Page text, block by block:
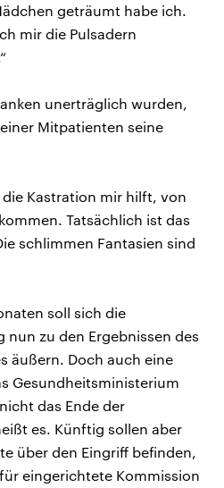
geträumt habe ich.
mir die Pulsadern
unerträglich wurden,
Mitpatienten seine
Kastration mir hilft, von
Tatsächlich ist das
schlimmen Fantasien sind
soll sich die
nun zu den Ergebnissen des
äußern. Doch auch eine
Gesundheitsministerium
das Ende der
es. Künftig sollen aber
über den Eingriff befinden,
eingerichtete Kommission